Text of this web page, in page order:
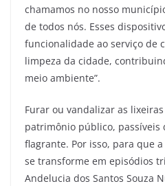
chamamos no nosso
de todos nós. Esses
funcionalidade ao serviço de
limpeza da cidade,
meio ambiente”.
Furar ou vandalizar as
patrimônio público, passíveis
flagrante. Por isso, para que
se transforme em episódios
Andelucia dos Santos Souza